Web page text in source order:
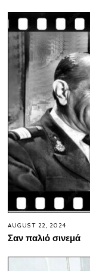
AUGUST 22, 2024
Σαν παλιό σινεμά